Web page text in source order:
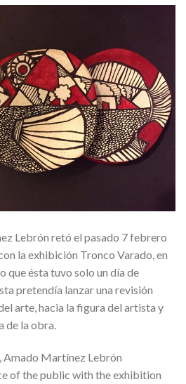
Lebrón retó el pasado 7 febrero
la exhibición Tronco Varado, en
que ésta tuvo solo un día de
pretendía lanzar una revisión
arte, hacia la figura del artista y
de la obra.
Martínez Lebrón
of the public with the exhibition